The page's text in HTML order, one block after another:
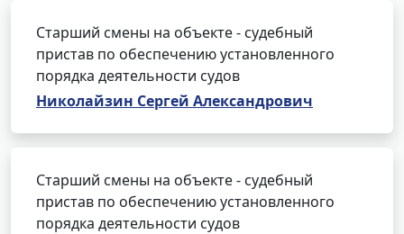
Старший смены на объекте - судебный
пристав по обеспечению установленного
порядка деятельности судов
Николайзин Сергей Александрович
Старший смены на объекте - судебный
пристав по обеспечению установленного
порядка деятельности судов